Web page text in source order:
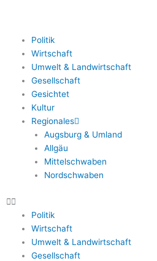
Politik
Wirtschaft
Umwelt & Landwirtschaft
Gesellschaft
Gesichtet
Kultur
Regionales
Augsburg & Umland
Allgäu
Mittelschwaben
Nordschwaben
Politik
Wirtschaft
Umwelt & Landwirtschaft
Gesellschaft